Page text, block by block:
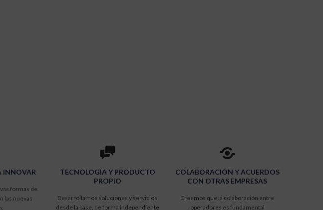
INNOVAR
formas de
las nuevas
TECNOLOGÍA Y PRODUCTO
PROPIO
Desarrollamos soluciones y servicios
desde la base, de forma independiente
COLABORACIÓN Y ACUERDOS
CON OTRAS EMPRESAS
Creemos que la colaboración entre
operadores es fundamental